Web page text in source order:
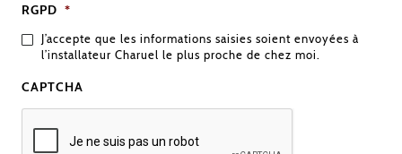
RGPD *
J’accepte que les informations saisies soient envoyées à
l’installateur Charuel le plus proche de chez moi.
CAPTCHA